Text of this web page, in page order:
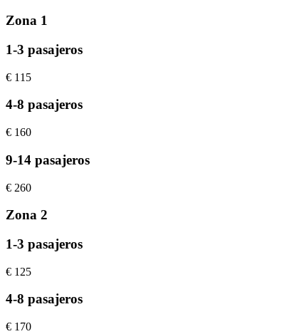
Zona 1
1-3 pasajeros
€ 115
4-8 pasajeros
€ 160
9-14 pasajeros
€ 260
Zona 2
1-3 pasajeros
€ 125
4-8 pasajeros
€ 170